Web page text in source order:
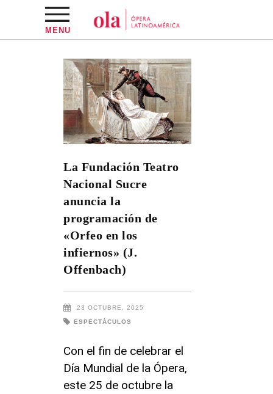
MENU
La Fundación Teatro
Nacional Sucre
anuncia la
programación de
«Orfeo en los
infiernos» (J.
Offenbach)
23 OCTUBRE, 2025
ESPECTÁCULOS
Con el fin de celebrar el
Día Mundial de la Ópera,
este 25 de octubre la